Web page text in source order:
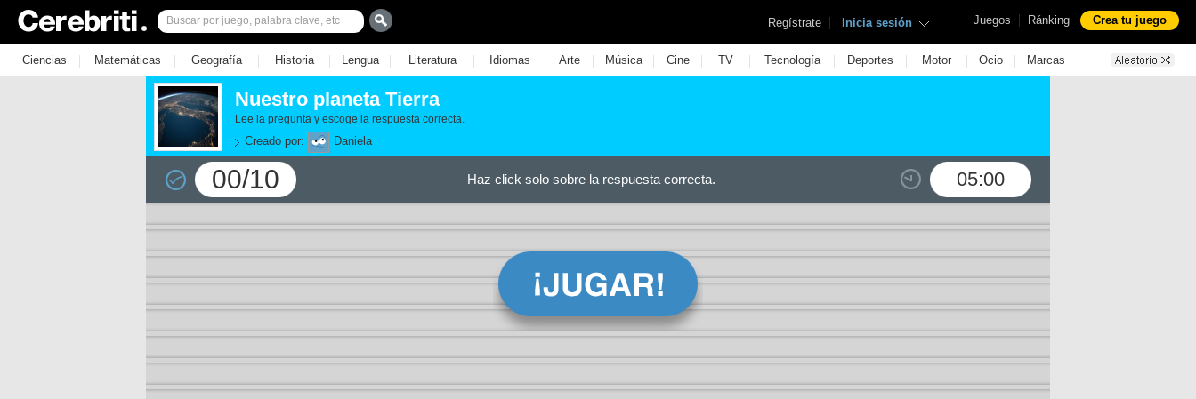
Juegos | Ránking Crea tu juego
Regístrate | Inicia sesión
Ciencias | Matemáticas | Geografía | Historia | Lengua | Literatura | Idiomas | Arte | Música | Cine | TV | Tecnología | Deportes | Motor | Ocio | Marcas
Nuestro planeta Tierra
Lee la pregunta y escoge la respuesta correcta.
Creado por: Daniela
00/10 05:00
Haz click solo sobre la respuesta correcta.